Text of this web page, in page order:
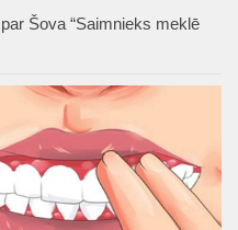
Šova “Saimnieks meklē